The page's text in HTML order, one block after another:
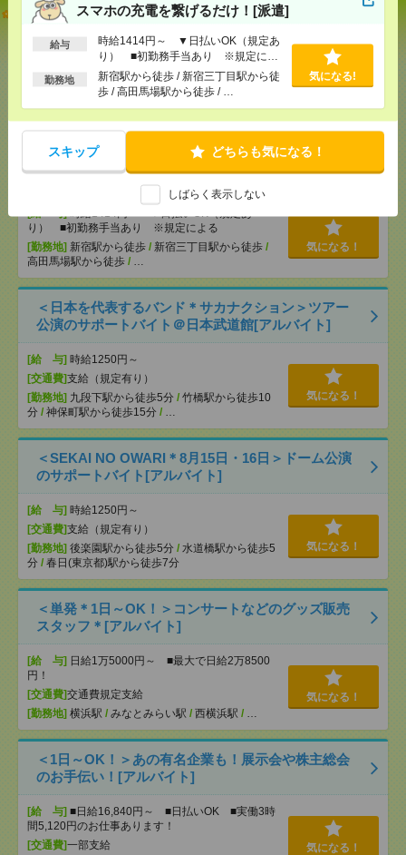
スマホの充電を繋げるだけ！[派遣]
給与
時給1414円～ ▼日払いOK（規定あ
り） ■初勤務手当あり ※規定によ
る
勤務地
新宿駅から徒歩 / 新宿三丁目駅から徒
歩 / 高田馬場駅から徒歩 / …
気になる!
スキップ どちらも気になる！
しばらく表示しない
【オープニング募集】おばあちゃんのお散歩付き添
いも仕事の1つ[派遣]
無資格未経験：時給1500円～ ■週払い
OK ■扶養内OK ■日収1万2000円以上
交通費全額支給
【シフト自由・現金手渡しOK】iPhoneなどスマホの
充電を繋げるだけ！[派遣]
り） ■初勤務手当あり ※規定による
[勤務地] 新宿駅から徒歩 / 新宿三丁目駅から徒歩 /
高田馬場駅から徒歩 /
気になる！
＜日本を代表するバンド＊サカナクション＞ツアー
公演のサポートバイト＠日本武道館[アルバイト]
[給 与] 時給1250円～
[交通費]支給（規定有り）
[勤務地] 九段下駅から徒歩5分 / 竹橋駅から徒歩10
分 / 神保町駅から徒歩15分 /
気になる！
＜SEKAI NO OWARI＊8月15日・16日＞ドーム公演
のサポートバイト[アルバイト]
[給 与] 時給1250円～
[交通費]支給（規定有り）
[勤務地] 後楽園駅から徒歩5分 / 水道橋駅から徒歩5
分 / 春日(東京都)駅から徒歩7分
気になる！
＜単発＊1日～OK！＞コンサートなどのグッズ販売
スタッフ＊[アルバイト]
[給 与] 日給1万5000円～ ■最大で日給2万8500
円！
[交通費]交通費規定支給
[勤務地] 横浜駅 / みなとみらい駅 / 西横浜駅 /
気になる！
＜1日～OK！＞あの有名企業も！展示会や株主総会
のお手伝い！[アルバイト]
[給 与] ■日給16,840円～ ■日払いOK ■実働3時
間5,120円のお仕事あります！
[交通費]一部支給 気になる！